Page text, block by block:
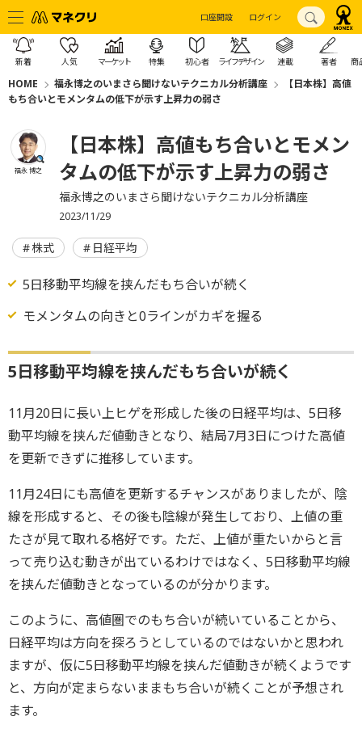
口座開設 ログイン
新着 人気 マーケット 特集 初心者 ライフデザイン 連載 著者 商
HOME 福永博之のいまさら聞けないテクニカル分析講座
【日本株】高値
もち合いとモメンタムの低下が示す上昇力の弱さ
福永 博之
【日本株】高値もち合いとモメン
タムの低下が示す上昇力の弱さ
福永博之のいまさら聞けないテクニカル分析講座
2023/11/29
株式 日経平均
5日移動平均線を挟んだもち合いが続く
モメンタムの向きと0ラインがカギを握る
5日移動平均線を挟んだもち合いが続く
11月20日に長い上ヒゲを形成した後の日経平均は、5日移
動平均線を挟んだ値動きとなり、結局7月3日につけた高値
を更新できずに推移しています。
11月24日にも高値を更新するチャンスがありましたが、陰
線を形成すると、その後も陰線が発生しており、上値の重
たさが見て取れる格好です。ただ、上値が重たいからと言
って売り込む動きが出ているわけではなく、5日移動平均線
を挟んだ値動きとなっているのが分かります。
このように、高値圏でのもち合いが続いていることから、
日経平均は方向を探ろうとしているのではないかと思われ
ますが、仮に5日移動平均線を挟んだ値動きが続くようです
と、方向が定まらないままもち合いが続くことが予想され
ます。